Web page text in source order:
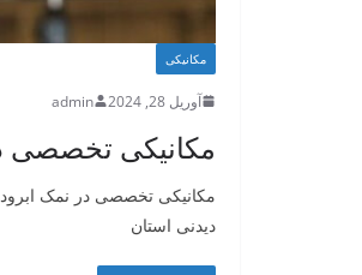
مکانیکی
آوریل 28, 2024 admin
مکانیکی تخصصی در نمک ابرود
مکانیکی تخصصی در نمک
دیدنی استان